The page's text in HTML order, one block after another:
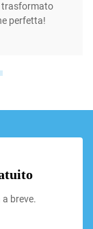
trasformato
perfetta!
breve.